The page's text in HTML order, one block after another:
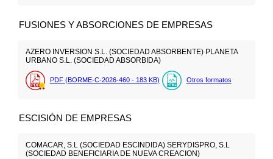
FUSIONES Y ABSORCIONES DE EMPRESAS
AZERO INVERSION S.L. (SOCIEDAD ABSORBENTE) PLANETA
URBANO S.L. (SOCIEDAD ABSORBIDA)
PDF (BORME-C-2026-460 - 183 KB) Otros formatos
ESCISIÓN DE EMPRESAS
COMACAR, S.L (SOCIEDAD ESCINDIDA) SERYDISPRO, S.L
(SOCIEDAD BENEFICIARIA DE NUEVA CREACION)